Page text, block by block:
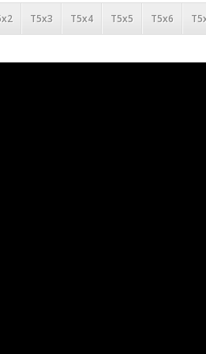
T5x3 T5x4 T5x5 T5x6